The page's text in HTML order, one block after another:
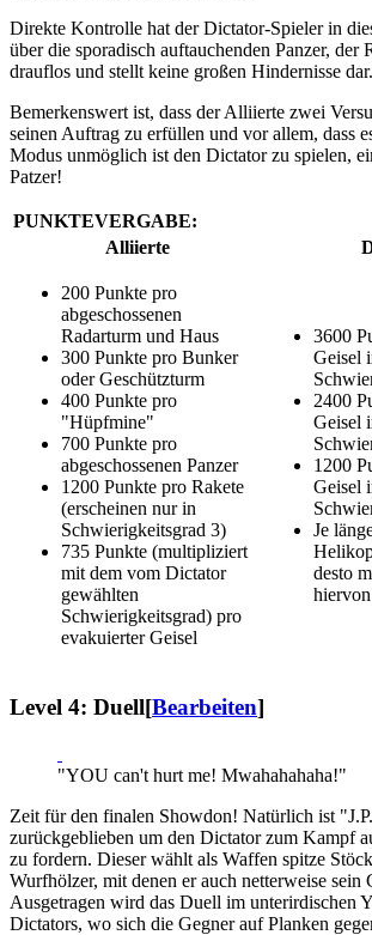
Direkte Kontrolle hat der Dictator-Spieler in
über die sporadisch auftauchenden Panzer, der
drauflos und stellt keine großen Hindernisse dar.
Bemerkenswert ist, dass der Alliierte zwei
seinen Auftrag zu erfüllen und vor allem, dass
Modus unmöglich ist den Dictator zu spielen,
Patzer!
PUNKTEVERGABE:
Alliierte
200 Punkte pro
abgeschossenen
Radarturm und Haus
300 Punkte pro Bunker
oder Geschützturm
400 Punkte pro
"Hüpfmine"
700 Punkte pro
abgeschossenen Panzer
1200 Punkte pro Rakete
(erscheinen nur in
Schwierigkeitsgrad 3)
735 Punkte (multipliziert
mit dem vom Dictator
gewählten
Schwierigkeitsgrad) pro
evakuierter Geisel
3600
Geisel
2400
Geisel
1200
Geisel
Je
desto
Level 4: Duell[Bearbeiten]
"YOU can't hurt me! Mwahahahaha!"
Zeit für den finalen Showdon! Natürlich ist
zurückgeblieben um den Dictator zum Kampf
zu fordern. Dieser wählt als Waffen spitze
Wurfhölzer, mit denen er auch netterweise sein
Ausgetragen wird das Duell im unterirdischen
Dictators, wo sich die Gegner auf Planken